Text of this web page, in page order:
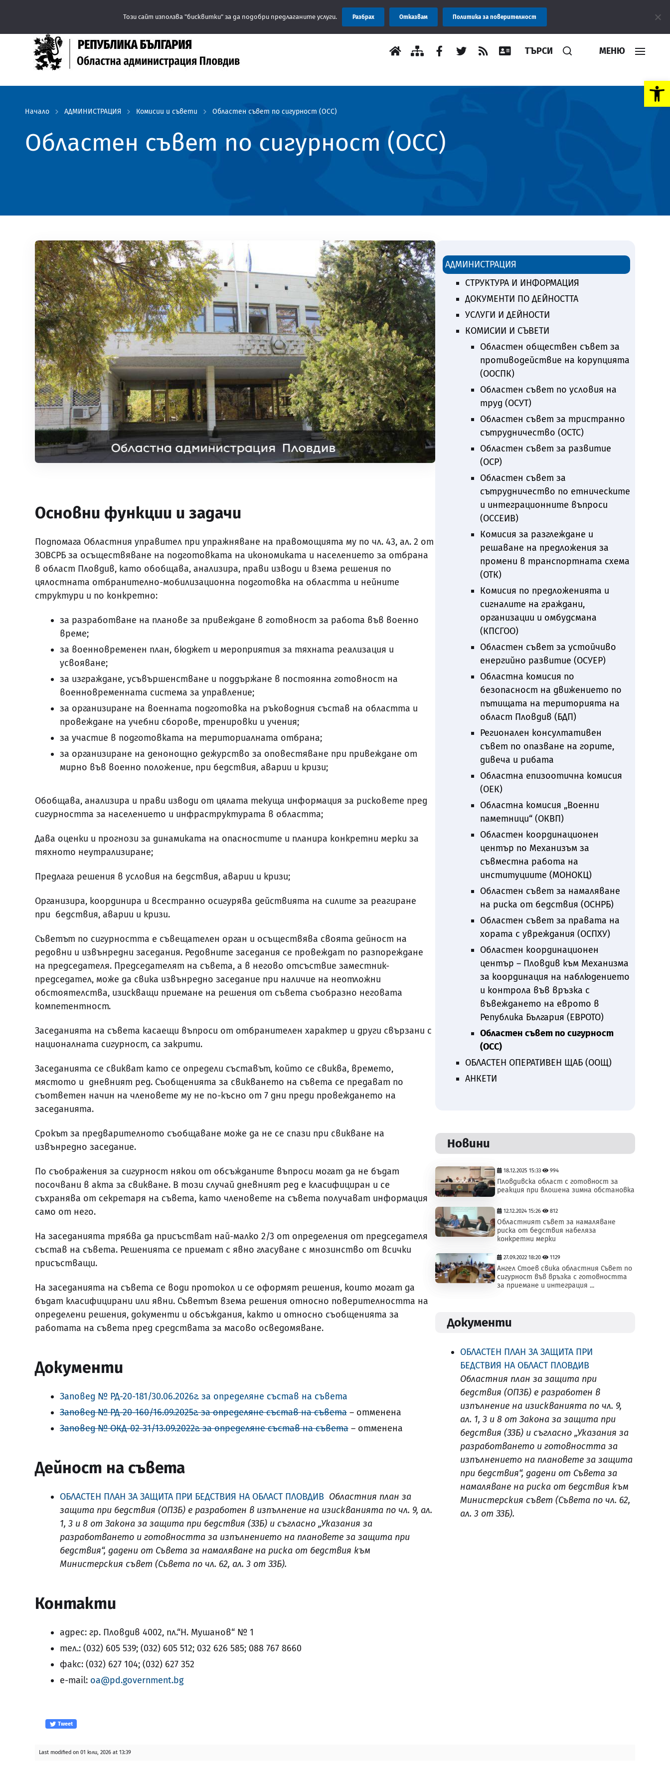
Open toolbar
Съобщение: Областна администрация Пловдив препоръчва
ТЪРСИ МЕНЮ
Начало АДМИНИСТРАЦИЯ Комисии и съвети Областен съвет по сигурност (ОСС)
Областен съвет по сигурност (ОСС)
Основни функции и задачи
Подпомага Областния управител при упражняване на правомощията му по чл. 43, ал. 2 от
ЗОВСРБ за осъществяване на подготовката на икономиката и населението за отбрана
в област Пловдив, като обобщава, анализира, прави изводи и взема решения по
цялостната отбранително-мобилизационна подготовка на областта и нейните
структури и по конкретно:
за разработване на планове за привеждане в готовност за работа във военно
време;
за военновременен план, бюджет и мероприятия за тяхната реализация и
усвояване;
за изграждане, усъвършенстване и поддържане в постоянна готовност на
военновременната система за управление;
за организиране на военната подготовка на ръководния състав на областта и
провеждане на учебни сборове, тренировки и учения;
за участие в подготовката на териториалната отбрана;
за организиране на денонощно дежурство за оповестяване при привеждане от
мирно във военно положение, при бедствия, аварии и кризи;
Обобщава, анализира и прави изводи от цялата текуща информация за рисковете пред
сигурността за населението и инфраструктурата в областта;
Дава оценки и прогнози за динамиката на опасностите и планира конкретни мерки за
тяхното неутрализиране;
Предлага решения в условия на бедствия, аварии и кризи;
Организира, координира и всестранно осигурява действията на силите за реагиране
при бедствия, аварии и кризи.
Съветът по сигурността е съвещателен орган и осъществява своята дейност на
редовни и извънредни заседания. Редовните заседания се провеждат по разпореждане
на председателя. Председателят на съвета, а в негово отсъствие заместник-
председател, може да свика извънредно заседание при наличие на неотложни
обстоятелства, изискващи приемане на решения от съвета съобразно неговата
компетентност.
Заседанията на съвета касаещи въпроси от отбранителен характер и други свързани с
националната сигурност, са закрити.
Заседанията се свикват като се определи съставът, който се свиква, времето,
мястото и дневният ред. Съобщенията за свикването на съвета се предават по
съответен начин на членовете му не по-късно от 7 дни преди провеждането на
заседанията.
Срокът за предварителното съобщаване може да не се спази при свикване на
извънредно заседание.
По съображения за сигурност някои от обсъжданите въпроси могат да не бъдат
посочвани в акта за свикване. В този случай дневният ред е класифициран и се
съхранява от секретаря на съвета, като членовете на съвета получават информация
само от него.
На заседанията трябва да присъстват най-малко 2/3 от определения от председателя
състав на съвета. Решенията се приемат с явно гласуване с мнозинство от всички
присъстващи.
На заседанията на съвета се води протокол и се оформят решения, които могат да
бъдат класифицирани или явни. Съветът взема решения относно поверителността на
определени решения, документи и обсъждания, както и относно съобщенията за
работата на съвета пред средствата за масово осведомяване.
Документи
Заповед № РД-20-181/30.06.2026г. за определяне състав на съвета
Заповед № РД-20-160/16.09.2025г. за определяне състав на съвета – отменена
Заповед № ОКД-02-31/13.09.2022г. за определяне състав на съвета – отменена
Дейност на съвета
ОБЛАСТЕН ПЛАН ЗА ЗАЩИТА ПРИ БЕДСТВИЯ НА ОБЛАСТ ПЛОВДИВ Областния план за
защита при бедствия (ОПЗБ) е разработен в изпълнение на изискванията по чл. 9, ал.
1, 3 и 8 от Закона за защита при бедствия (ЗЗБ) и съгласно „Указания за
разработването и готовността за изпълнението на плановете за защита при
бедствия“, дадени от Съвета за намаляване на риска от бедствия към
Министерския съвет (Съвета по чл. 62, ал. 3 от ЗЗБ).
Контакти
адрес: гр. Пловдив 4002, пл.“Н. Мушанов“ № 1
тел.: (032) 605 539; (032) 605 512; 032 626 585; 088 767 8660
факс: (032) 627 104; (032) 627 352
e-mail: оа@pd.government.bg
АДМИНИСТРАЦИЯ
СТРУКТУРА И ИНФОРМАЦИЯ
ДОКУМЕНТИ ПО ДЕЙНОСТТА
УСЛУГИ И ДЕЙНОСТИ
КОМИСИИ И СЪВЕТИ
Областен обществен съвет за
противодействие на корупцията
(ООСПК)
Областен съвет по условия на
труд (ОСУТ)
Областен съвет за тристранно
сътрудничество (ОСТС)
Областен съвет за развитие
(ОСР)
Областен съвет за
сътрудничество по етническите
и интеграционните въпроси
(ОССЕИВ)
Комисия за разглеждане и
решаване на предложения за
промени в транспортната схема
(ОТК)
Комисия по предложенията и
сигналите на граждани,
организации и омбудсмана
(КПСГОО)
Областен съвет за устойчиво
енергийно развитие (ОСУЕР)
Областна комисия по
безопасност на движението по
пътищата на територията на
област Пловдив (БДП)
Регионален консултативен
съвет по опазване на горите,
дивеча и рибата
Областна епизоотична комисия
(ОЕК)
Областна комисия „Военни
паметници“ (ОКВП)
Областен координационен
център по Механизъм за
съвместна работа на
институциите (МОНOKЦ)
Областен съвет за намаляване
на риска от бедствия (ОСНРБ)
Областен съвет за правата на
хората с увреждания (ОСПХУ)
Областен координационен
център – Пловдив към Механизма
за координация на наблюдението
и контрола във връзка с
въвеждането на еврото в
Република България (ЕВРОТО)
Областен съвет по сигурност
(ОСС)
ОБЛАСТЕН ОПЕРАТИВЕН ЩАБ (ООЩ)
АНКЕТИ
Новини
18.12.2025 15:33 994
Пловдивска област с готовност за
реакция при влошена зимна обстановка
12.12.2024 15:26 812
Областният съвет за намаляване
риска от бедствия набеляза
конкретни мерки
27.09.2022 18:20 1129
Ангел Стоев свика областния Съвет по
сигурност във връзка с готовността
за приемане и интеграция ...
Документи
ОБЛАСТЕН ПЛАН ЗА ЗАЩИТА ПРИ
БЕДСТВИЯ НА ОБЛАСТ ПЛОВДИВ
Областния план за защита при
бедствия (ОПЗБ) е разработен в
изпълнение на изискванията по чл. 9,
ал. 1, 3 и 8 от Закона за защита при
бедствия (ЗЗБ) и съгласно „Указания за
разработването и готовността за
изпълнението на плановете за защита
при бедствия“, дадени от Съвета за
намаляване на риска от бедствия към
Министерския съвет (Съвета по чл. 62,
ал. 3 от ЗЗБ).
Tweet
Last modified on 01 юли, 2026 at 13:39
Този сайт използва "бисквитки" за да подобри предлаганите услуги. Разбрах Отказвам Политика за поверителност